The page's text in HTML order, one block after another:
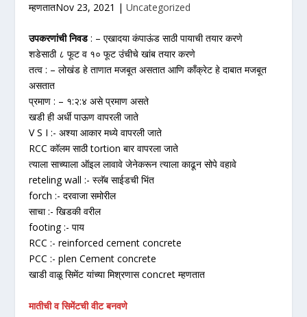
म्हणतातNov 23, 2021 |Uncategorized
उपकरणांची निवड: – एखादया कंपाऊंड साठी पायाची तयार करणे
शडेसाठी ८ फूट व १० फूट उंचीचे खांब तयार करणे
तत्व : – लोखंड हे ताणात मजबूत असतात आणि काँक्रेट हे दाबात मजबूत
असतात
प्रमाण : – १:२:४ असे प्रमाण असते
खडी ही अर्धी पाऊण वापरली जाते
V S I :- अश्या आकार मध्ये वापरली जाते
RCC कॉलम साठी tortion बार वापरला जाते
त्याला साच्याला ऑइल लावावे जेनेकरून त्याला काढून सोपे वहावे
reteling wall :- स्लॅब साईडची भिंत
forch :- दरवाजा समोरील
साचा :- खिडकी वरील
footing :- पाय
RCC :- reinforced cement concrete
PCC :- plen Cement concrete
खाडी वाळू सिमेंट यांच्या मिश्रणास concret म्हणतात
मातीची व सिमेंटची वीट बनवणे